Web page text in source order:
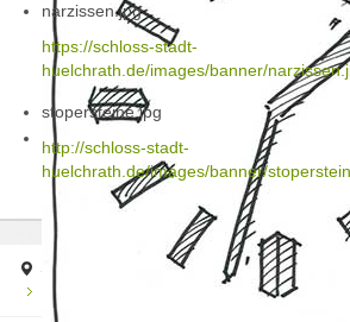
narzissen.jpg
https://schloss-stadt-
huelchrath.de/images/banner/
stopersteine.jpg
http://schloss-stadt-
huelchrath.de/images/banner/
Startseite
Projekte
DER KIRCHTURMUHR FEHLTE EIN